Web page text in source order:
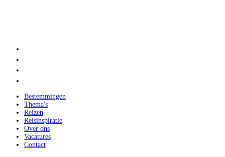
Bestemmingen
Thema's
Reizen
Reisinspiratie
Over ons
Vacatures
Contact